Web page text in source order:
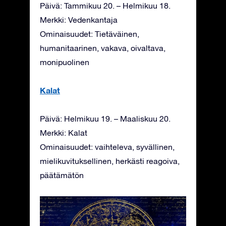
Päivä: Tammikuu 20. – Helmikuu 18.
Merkki: Vedenkantaja
Ominaisuudet: Tietäväinen,
humanitaarinen, vakava, oivaltava,
monipuolinen
Kalat
Päivä: Helmikuu 19. – Maaliskuu 20.
Merkki: Kalat
Ominaisuudet: vaihteleva, syvällinen,
mielikuvituksellinen, herkästi reagoiva,
päätämätön